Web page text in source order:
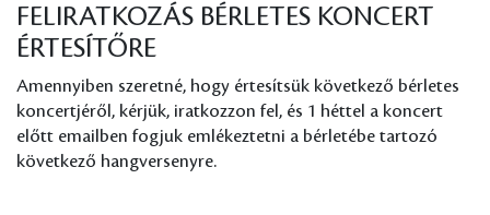
FELIRATKOZÁS BÉRLETES KONCERT
ÉRTESÍTŐRE
Amennyiben szeretné, hogy értesítsük következő bérletes
koncertjéről, kérjük, iratkozzon fel, és 1 héttel a koncert
előtt emailben fogjuk emlékeztetni a bérletébe tartozó
következő hangversenyre.